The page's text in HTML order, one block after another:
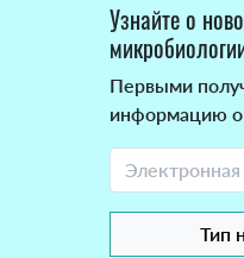
Узнайте о
Первыми
информацию о
Тип